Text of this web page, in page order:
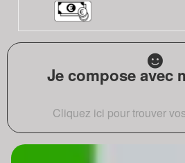
Je compose avec
Cliquez ici pour trouver